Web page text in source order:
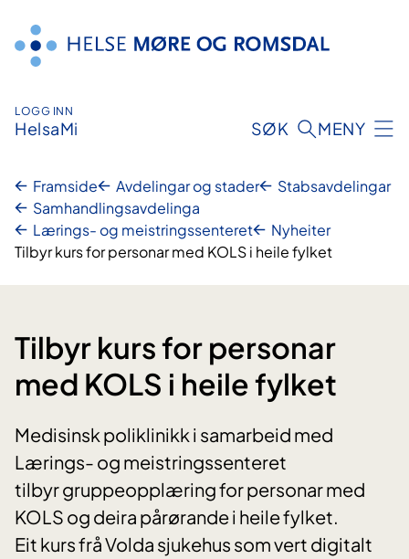
innhald
LOGG INN
HelsaMi SØK MENY
Framside Avdelingar og stader
Stabsavdelingar
Samhandlingsavdelinga
Lærings- og meistringssenteret
Nyheiter
Tilbyr kurs for personar med KOLS i heile fylket
Tilbyr kurs for personar
med KOLS i heile fylket
Medisinsk poliklinikk i samarbeid med
Lærings- og meistringssenteret
tilbyr gruppeopplæring for personar med
KOLS og deira pårørande i heile fylket.
Eit kurs frå Volda sjukehus som vert digitalt